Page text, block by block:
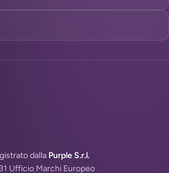
dalla Purple S.r.l.
Ufficio Marchi Europeo